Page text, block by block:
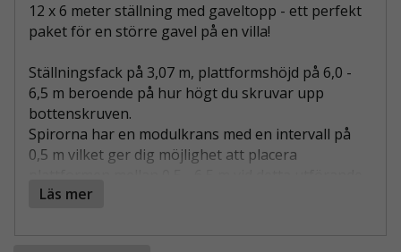
12 x 6 meter ställning med gaveltopp - ett perfekt
paket för en större gavel på en villa!
Ställningsfack på 3,07 m, plattformshöjd på 6,0 -
6,5 m beroende på hur högt du skruvar upp
bottenskruven.
Spirorna har en modulkrans med en intervall på
0,5 m vilket ger dig möjlighet att placera
Detta ger en arbetshöjd upp till 8,0 - 8,5 m.
Läs mer